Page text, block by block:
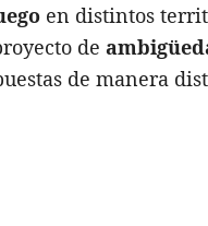
en distintos
de
de manera